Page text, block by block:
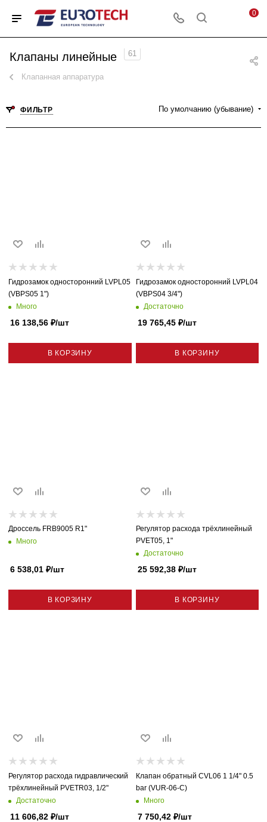
0
Клапаны линейные 61
Клапанная аппаратура
ФИЛЬТР По умолчанию (убывание)
Гидрозамок односторонний LVPL05
(VBPS05 1")
Много
16 138,56 ₽/шт
В КОРЗИНУ
Гидрозамок односторонний LVPL04
(VBPS04 3/4")
Достаточно
19 765,45₽/шт
В КОРЗИНУ
Дроссель FRB9005 R1"
Много
6 538,01 ₽/шт
В КОРЗИНУ
Регулятор расхода трёхлинейный
PVET05, 1"
Достаточно
25 592,38₽/шт
В КОРЗИНУ
Регулятор расхода гидравлический
трёхлинейный PVETR03, 1/2"
Достаточно
11 606,82 ₽/шт
Клапан обратный CVL06 1 1/4" 0.5
bar (VUR-06-C)
Много
7 750,42₽/шт